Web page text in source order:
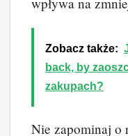
Zobacz także:
back, by
zakupach?
Nie zapominaj o